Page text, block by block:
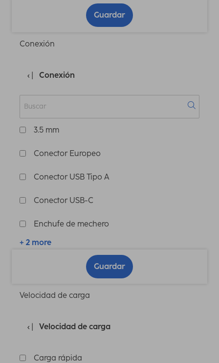
Guardar
Conexión
Conexión
3.5 mm
Conector Europeo
Conector USB Tipo A
Conector USB-C
Enchufe de mechero
+ 2 more
Guardar
Velocidad de carga
Velocidad de carga
Carga rápida